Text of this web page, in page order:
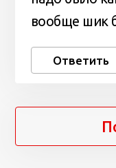
вообще шик
Ответить